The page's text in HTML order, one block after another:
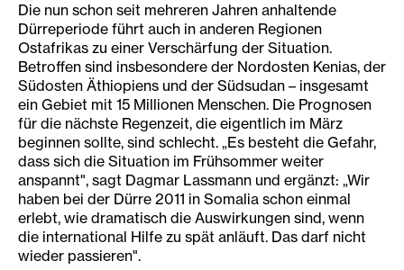
Die nun schon seit mehreren Jahren anhaltende
Dürreperiode führt auch in anderen Regionen
Ostafrikas zu einer Verschärfung der Situation.
Betroffen sind insbesondere der Nordosten Kenias, der
Südosten Äthiopiens und der Südsudan – insgesamt
ein Gebiet mit 15 Millionen Menschen. Die Prognosen
für die nächste Regenzeit, die eigentlich im März
beginnen sollte, sind schlecht. „Es besteht die Gefahr,
dass sich die Situation im Frühsommer weiter
anspannt", sagt Dagmar Lassmann und ergänzt: „Wir
haben bei der Dürre 2011 in Somalia schon einmal
erlebt, wie dramatisch die Auswirkungen sind, wenn
die international Hilfe zu spät anläuft. Das darf nicht
wieder passieren".